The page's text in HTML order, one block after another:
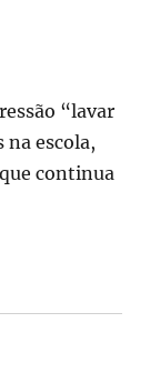
“lavar
na escola,
continua